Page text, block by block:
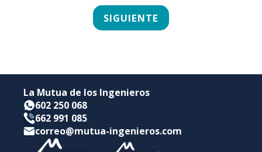
La Mutua de los Ingenieros
602 250 068
662 991 085
correo@mutua-ingenieros.com